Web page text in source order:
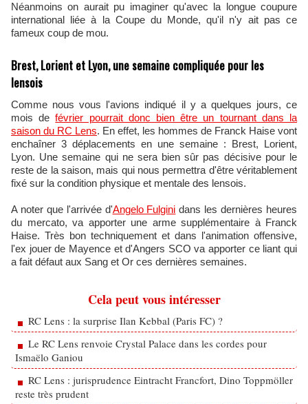
Néanmoins on aurait pu imaginer qu'avec la longue coupure
international liée à la Coupe du Monde, qu'il n'y ait pas ce
fameux coup de mou.
Brest, Lorient et Lyon, une semaine compliquée pour les
lensois
Comme nous vous l'avions indiqué il y a quelques jours, ce
mois defévrier pourrait donc bien être un tournant dans la
saison du RC Lens. En effet, les hommes de Franck Haise vont
enchaîner 3 déplacements en une semaine : Brest, Lorient,
Lyon. Une semaine qui ne sera bien sûr pas décisive pour le
reste de la saison, mais qui nous permettra d'être véritablement
fixé sur la condition physique et mentale des lensois.
A noter que l'arrivée d'Angelo Fulgini dans les dernières heures
du mercato, va apporter une arme supplémentaire à Franck
Haise. Très bon techniquement et dans l'animation offensive,
l'ex jouer de Mayence et d'Angers SCO va apporter ce liant qui
a fait défaut aux Sang et Or ces dernières semaines.
Cela peut vous intéresser
RC Lens : la surprise Ilan Kebbal (Paris FC) ?
Le RC Lens renvoie Crystal Palace dans les cordes pour
Ismaëlo Ganiou
RC Lens : jurisprudence Eintracht Francfort, Dino Toppmöller
reste très prudent